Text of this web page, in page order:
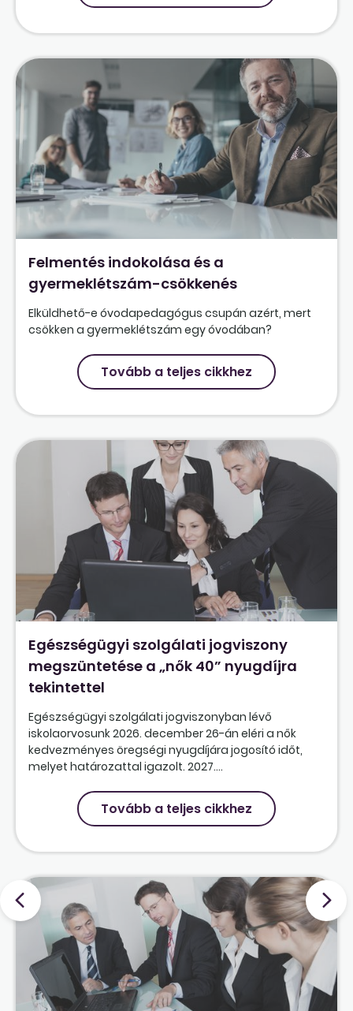
Felmentés indokolása és a
gyermeklétszám-csökkenés
Elküldhető-e óvodapedagógus csupán azért, mert
csökken a gyermeklétszám egy óvodában?
Tovább a teljes cikkhez
Egészségügyi szolgálati jogviszony
megszüntetése a „nők 40” nyugdíjra
tekintettel
Egészségügyi szolgálati jogviszonyban lévő
iskolaorvosunk 2026. december 26-án eléri a nők
kedvezményes öregségi nyugdíjára jogosító időt,
melyet határozattal igazolt. 2027....
Tovább a teljes cikkhez